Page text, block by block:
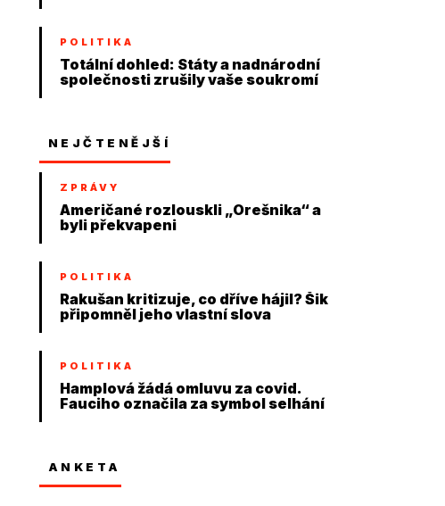
POLITIKA
Totální dohled: Státy a nadnárodní
společnosti zrušily vaše soukromí
NEJČTENĚJŠÍ
ZPRÁVY
Američané rozlouskli „Orešnika“ a
byli překvapeni
POLITIKA
Rakušan kritizuje, co dříve hájil? Šik
připomněl jeho vlastní slova
POLITIKA
Hamplová žádá omluvu za covid.
Fauciho označila za symbol selhání
ANKETA